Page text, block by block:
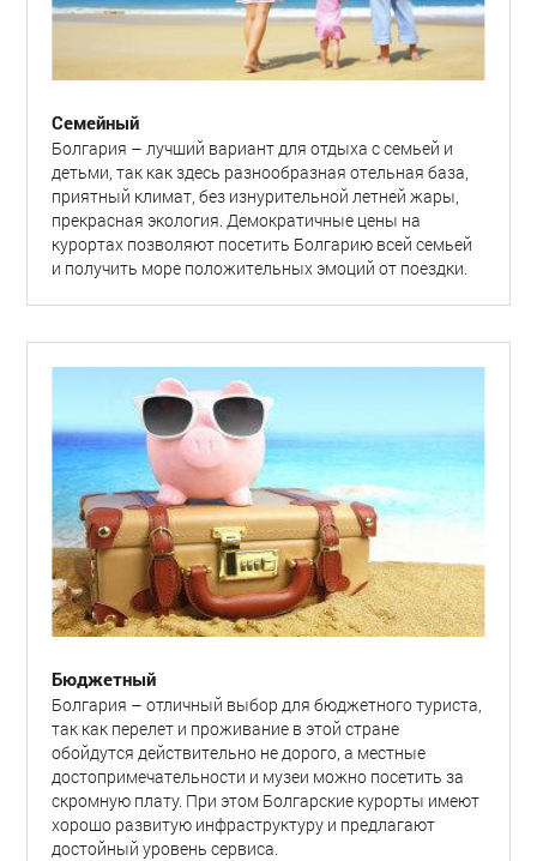
Семейный
Болгария – лучший вариант для отдыха с семьей и
детьми, так как здесь разнообразная отельная база,
приятный климат, без изнурительной летней жары,
прекрасная экология. Демократичные цены на
курортах позволяют посетить Болгарию всей семьей
и получить море положительных эмоций от поездки.
Бюджетный
Болгария – отличный выбор для бюджетного туриста,
так как перелет и проживание в этой стране
обойдутся действительно не дорого, а местные
достопримечательности и музеи можно посетить за
скромную плату. При этом Болгарские курорты имеют
хорошо развитую инфраструктуру и предлагают
достойный уровень сервиса.